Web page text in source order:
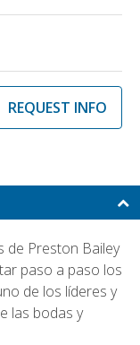
REQUEST INFO
de Preston Bailey
paso a paso los
de los líderes y
las bodas y